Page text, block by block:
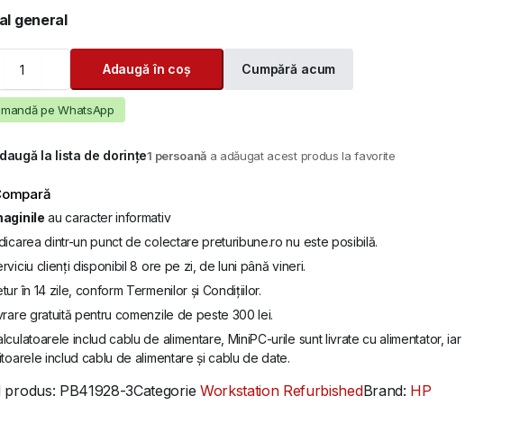
general
Workstation
HP
Z4
W-
RTX
5000
16
GB
Windows
Pro
quantity
Adaugă în coș Cumpără acum
pe WhatsApp
la lista de dorințe1 persoanăa adăugat acest produs la favorite
au caracter informativ
dintr-un punct de colectare preturibune.ro nu este posibilă.
clienți disponibil 8 ore pe zi, de luni până vineri.
în 14 zile, conform Termenilor și Condițiilor.
gratuită pentru comenzile de peste 300 lei.
includ cablu de alimentare, MiniPC-urile sunt livrate cu alimentator, iar
includ cablu de alimentare și cablu de date.
produs: PB41928-3Categorie Workstation RefurbishedBrand: HP